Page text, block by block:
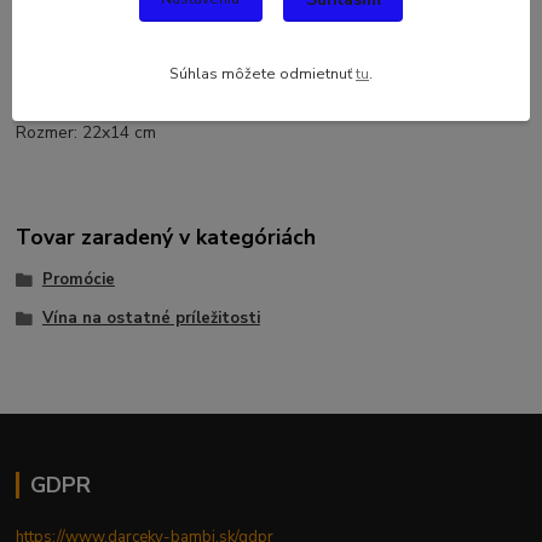
Ručne maľované vínko Mudr. v guľatej fľaši Cabernet Sauvignon.
Topoľčianky, cintorínska 31, Topoľčianky. Objem 0,75 L. Alkohol:
Rozmer: 22x14 cm
Tovar zaradený v kategóriách
Promócie
Vína na ostatné príležitosti
GDPR
https://www.darceky-bambi.sk/gdpr
Súhlas môžete odmietnuťtu.